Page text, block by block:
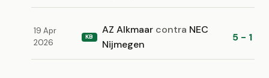
19 Apr
2026
KB
AZ Alkmaar contra NEC
Nijmegen
5 - 1